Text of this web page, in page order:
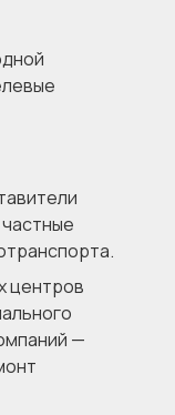
центров
—